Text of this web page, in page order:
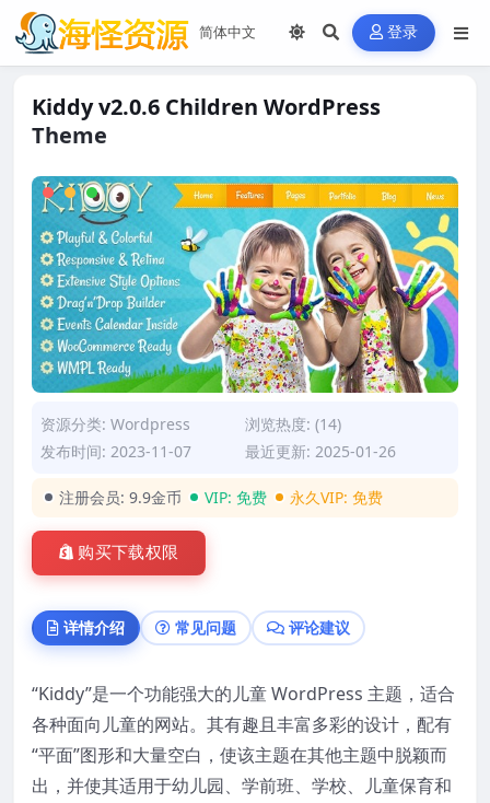
登录
Kiddy v2.0.6 Children WordPress
Theme
资源分类: Wordpress
浏览热度: (14)
发布时间: 2023-11-07
最近更新: 2025-01-26
注册会员: 9.9金币 VIP: 免费 永久VIP: 免费
购买下载权限
详情介绍 常见问题 评论建议
“Kiddy”是一个功能强大的儿童 WordPress 主题，适合
各种面向儿童的网站。其有趣且丰富多彩的设计，配有
“平面”图形和大量空白，使该主题在其他主题中脱颖而
出，并使其适用于幼儿园、学前班、学校、儿童保育和